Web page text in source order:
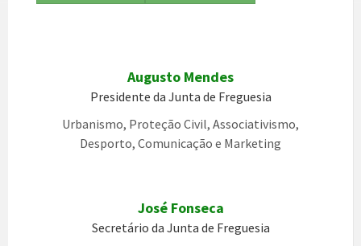
Augusto Mendes
Presidente da Junta de Freguesia
Urbanismo, Proteção Civil, Associativismo,
Desporto, Comunicação e Marketing
José Fonseca
Secretário da Junta de Freguesia